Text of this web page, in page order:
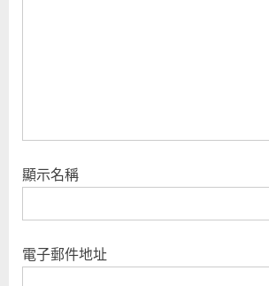
顯示名稱
電子郵件地址